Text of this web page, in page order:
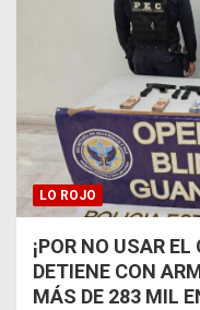
LO ROJO
¡POR NO USAR
DETIENE CON
MÁS DE 283 MIL